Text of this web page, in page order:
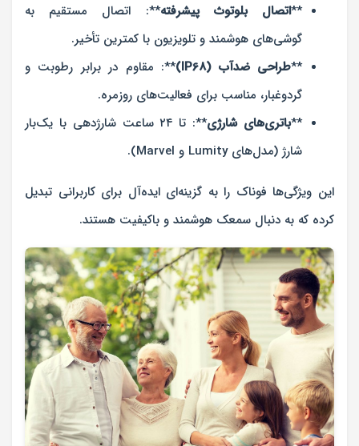
**اتصال بلوتوث پیشرفته**: اتصال مستقیم به
گوشی‌های هوشمند و تلویزیون با کمترین تأخیر.
**طراحی ضدآب (IP68)
**: مقاوم در برابر رطوبت و
گردوغبار، مناسب برای فعالیت‌های روزمره.
**باتری‌های شارژی
**: تا ۲۴ ساعت شارژدهی با یک‌بار
شارژ (مدل‌های Lumity و Marvel).
این ویژگی‌ها فوناک را به گزینه‌ای ایده‌آل برای کاربرانی تبدیل
کرده که به دنبال سمعک هوشمند و باکیفیت هستند.